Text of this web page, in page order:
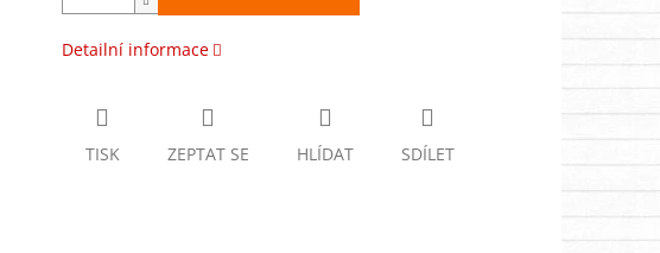
Detailní informace
TISK ZEPTAT SE HLÍDAT SDÍLET